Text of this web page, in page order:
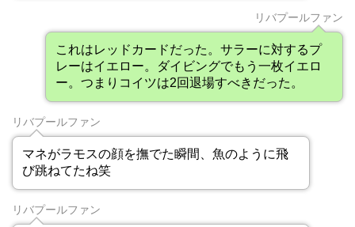
リバプールファン
これはレッドカードだった。サラーに対するプ
レーはイエロー。ダイビングでもう一枚イエロ
ー。つまりコイツは2回退場すべきだった。
リバプールファン
マネがラモスの顔を撫でた瞬間、魚のように飛
び跳ねてたね笑
リバプールファン